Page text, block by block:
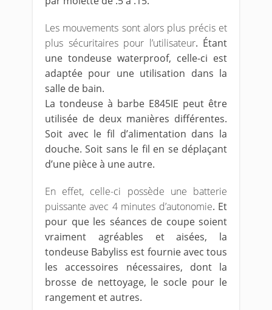
Les mouvements sont alors plus précis et
plus sécuritaires pour l’utilisateur. Étant
une tondeuse waterproof, celle-ci est
adaptée pour une utilisation dans la
salle de bain.
La tondeuse à barbe E845IE peut être
utilisée de deux manières différentes.
Soit avec le fil d’alimentation dans la
douche. Soit sans le fil en se déplaçant
d’une pièce à une autre.
En effet, celle-ci possède une batterie
puissante avec 4 minutes d’autonomie. Et
pour que les séances de coupe soient
vraiment agréables et aisées, la
tondeuse Babyliss est fournie avec tous
les accessoires nécessaires, dont la
brosse de nettoyage, le socle pour le
rangement et autres.